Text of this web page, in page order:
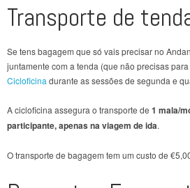
Transporte de
Se tens bagagem que só vais precisar no
juntamente com a tenda (que não precisas
Cicloficina durante as sessões de segunda e
A cicloficina assegura o transporte de 1 mala/
participante, apenas na viagem de ida.
O transporte de bagagem tem um custo de